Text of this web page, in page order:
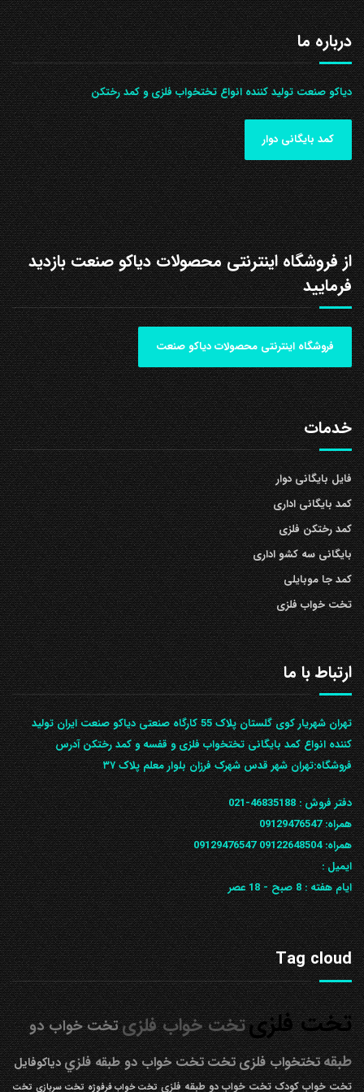
درباره ما
دیاکو صنعت تولید کننده انواع تختخواب فلزی و کمد رختکن
کمد بایگانی دوار
از فروشگاه اینترنتی محصولات دیاکو صنعت بازدید
فرمایید
فروشگاه اینترنتی محصولات دیاکو صنعت
خدمات
فایل بایگانی دوار
کمد بایگانی اداری
کمد رختکن فلزی
بایگانی سه کشو اداری
کمد جا موبایلی
تخت خواب فلزی
ارتباط با ما
تهران شهریار کوی گلستان پلاک 55 کارگاه صنعتی دیاکو صنعت ایران تولید
کننده انواع کمد بایگانی تختخواب فلزی و قفسه و کمد رختکن آدرس
ف‍روشگاه:تهران شهر قدس شهرک فرزان بلوار معلم پلاک ۳۷
دفتر فروش :46835188-021
همراه:09129476547
همراه: 09122648504
09129476547
ایمیل :
ایام هفته :8 صبح - 18 عصر
Tag cloud
تخت فلزیتخت خواب فلزیتخت خواب دو
طبقه تختخواب فلزیتختتخت خواب دو طبقه فلزيدیاکوفایل
تخت خواب کودک تخت خواب دو طبقه فلزی تخت خواب فرفوژه تخت سربازی تخت